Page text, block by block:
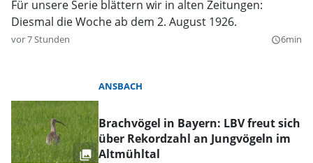
Für unsere Serie blättern wir in alten Zeitungen:
Diesmal die Woche ab dem 2. August 1926.
vor 7 Stunden query_builder6min
ANSBACH
Brachvögel in Bayern: LBV freut sich
über Rekordzahl an Jungvögeln im
Altmühltal